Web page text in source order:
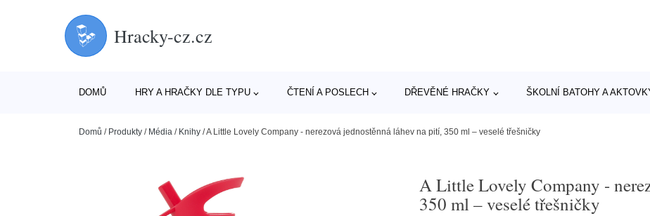
Hracky-cz.cz
DOMŮ HRY A HRAČKY DLE TYPU ČTENÍ A POSLECH DŘEVĚNÉ HRAČKY ŠKOLNÍ BATOHY A
Domů / Produkty / Média / Knihy /A Little Lovely Company - nerezová jednostěnná láhev na pití, 350 ml – veselé třešničky
A Little Lovely Company -
350 ml – veselé třešničky